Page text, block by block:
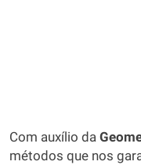
Com auxílio da
métodos que nos